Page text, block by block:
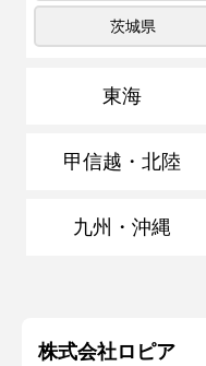
茨城県
東海
甲信越・北陸
九州・沖縄
株式会社ロピア